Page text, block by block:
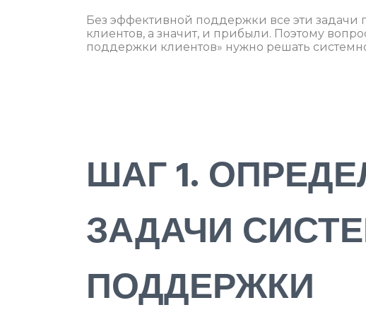
Без эффективной поддержки все эти задачи
клиентов, а значит, и прибыли. Поэтому
поддержки клиентов» нужно решать
ШАГ 1.
ЗАДАЧИ
ПОДДЕРЖКИ